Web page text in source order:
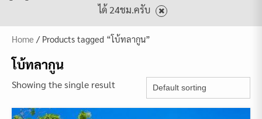
ได้ 24ชม.ครับ
Home / Products tagged “โบ้ทลากูน”
โบ้ทลากูน
Showing the single result